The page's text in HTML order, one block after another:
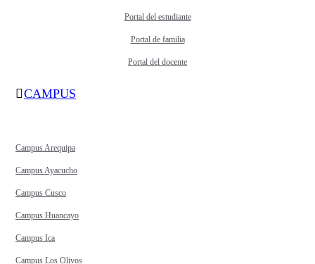
Portal del estudiante
Portal de familia
Portal del docente
CAMPUS
Campus Arequipa
Campus Ayacucho
Campus Cusco
Campus Huancayo
Campus Ica
Campus Los Olivos